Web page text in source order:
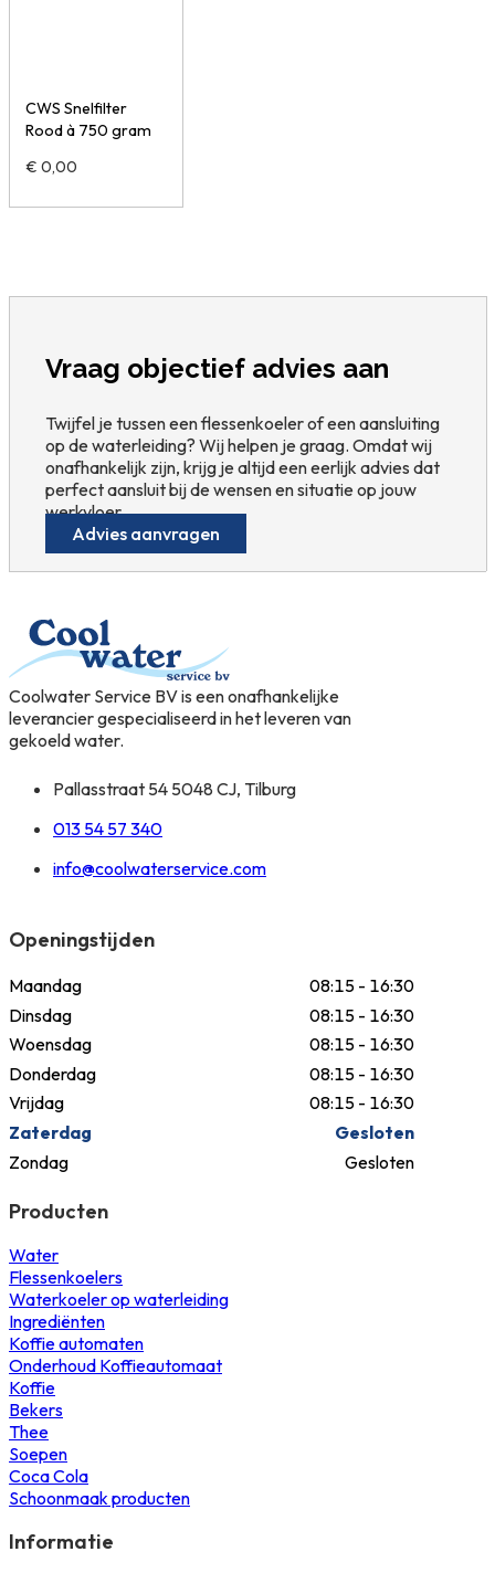
CWS Snelfilter
Rood à 750 gram
€ 0,00
Vraag objectief advies aan
Twijfel je tussen een flessenkoeler of een aansluiting
op de waterleiding? Wij helpen je graag. Omdat wij
onafhankelijk zijn, krijg je altijd een eerlijk advies dat
perfect aansluit bij de wensen en situatie op jouw
werkvloer.
Advies aanvragen
Coolwater Service BV is een onafhankelijke
leverancier gespecialiseerd in het leveren van
gekoeld water.
Pallasstraat 54 5048 CJ, Tilburg
013 54 57 340
info@coolwaterservice.com
Openingstijden
Maandag
08:15 - 16:30
Dinsdag
08:15 - 16:30
Woensdag
08:15 - 16:30
Donderdag
08:15 - 16:30
Vrijdag
08:15 - 16:30
Zaterdag
Gesloten
Zondag
Gesloten
Producten
Water
Flessenkoelers
Waterkoeler op waterleiding
Ingrediënten
Koffie automaten
Onderhoud Koffieautomaat
Koffie
Bekers
Thee
Soepen
Coca Cola
Schoonmaak producten
Informatie